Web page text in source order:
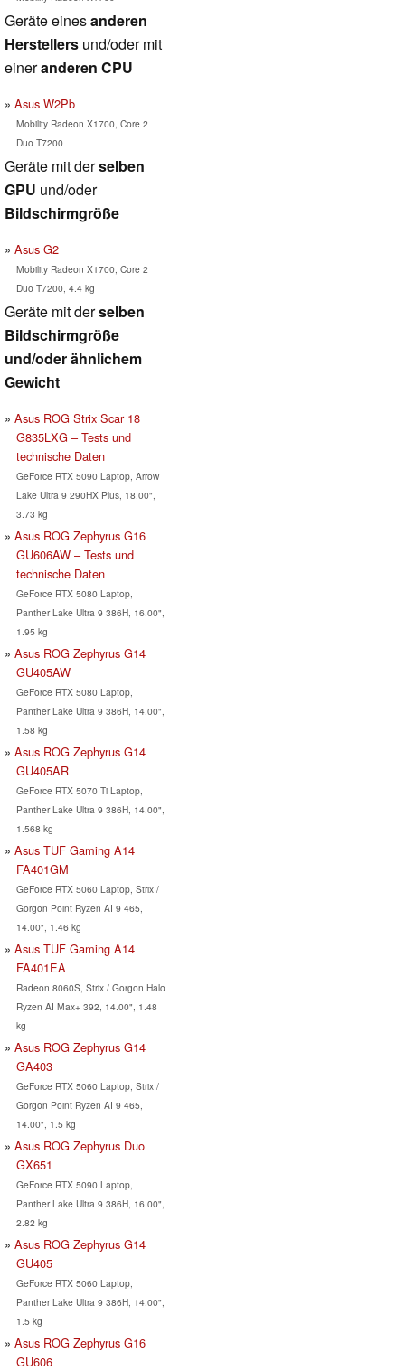
Geräte einesanderen
Herstellers und/oder mit
eineranderen CPU
Asus W2Pb
Mobility Radeon X1700, Core 2
Duo T7200
Geräte mit derselben
GPU und/oder
Bildschirmgröße
Asus G2
Mobility Radeon X1700, Core 2
Duo T7200, 4.4 kg
Geräte mit derselben
Bildschirmgröße
und/oder ähnlichem
Gewicht
Asus ROG Strix Scar 18
G835LXG – Tests und
technische Daten
GeForce RTX 5090 Laptop, Arrow
Lake Ultra 9 290HX Plus, 18.00",
3.73 kg
Asus ROG Zephyrus G16
GU606AW – Tests und
technische Daten
GeForce RTX 5080 Laptop,
Panther Lake Ultra 9 386H, 16.00",
1.95 kg
Asus ROG Zephyrus G14
GU405AW
GeForce RTX 5080 Laptop,
Panther Lake Ultra 9 386H, 14.00",
1.58 kg
Asus ROG Zephyrus G14
GU405AR
GeForce RTX 5070 Ti Laptop,
Panther Lake Ultra 9 386H, 14.00",
1.568 kg
Asus TUF Gaming A14
FA401GM
GeForce RTX 5060 Laptop, Strix /
Gorgon Point Ryzen AI 9 465,
14.00", 1.46 kg
Asus TUF Gaming A14
FA401EA
Radeon 8060S, Strix / Gorgon Halo
Ryzen AI Max+ 392, 14.00", 1.48
kg
Asus ROG Zephyrus G14
GA403
GeForce RTX 5060 Laptop, Strix /
Gorgon Point Ryzen AI 9 465,
14.00", 1.5 kg
Asus ROG Zephyrus Duo
GX651
GeForce RTX 5090 Laptop,
Panther Lake Ultra 9 386H, 16.00",
2.82 kg
Asus ROG Zephyrus G14
GU405
GeForce RTX 5060 Laptop,
Panther Lake Ultra 9 386H, 14.00",
1.5 kg
Asus ROG Zephyrus G16
GU606